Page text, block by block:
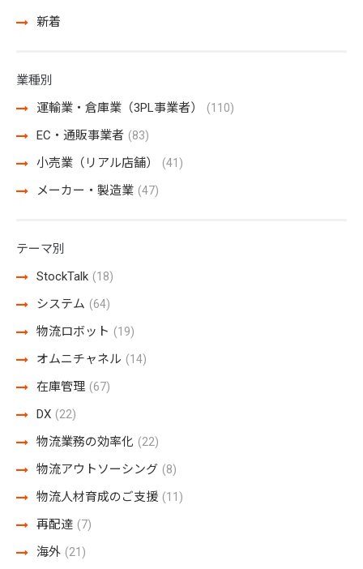
新着
業種別
運輸業・倉庫業（3PL事業者）
(110)
EC・通販事業者 (83)
小売業（リアル店舗） (41)
メーカー・製造業 (47)
テーマ別
StockTalk (18)
システム (64)
物流ロボット (19)
オムニチャネル (14)
在庫管理 (67)
DX (22)
物流業務の効率化 (22)
物流アウトソーシング (8)
物流人材育成のご支援 (11)
再配達 (7)
海外 (21)